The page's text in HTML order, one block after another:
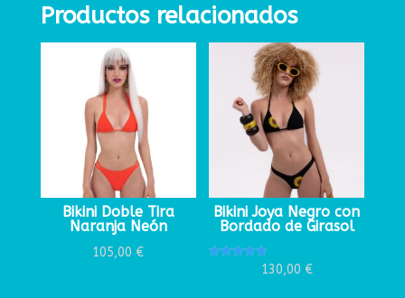
Productos relacionados
Bikini Doble Tira
Naranja Neón
105,00 €
Bikini Joya Negro con
Bordado de Girasol
130,00 €